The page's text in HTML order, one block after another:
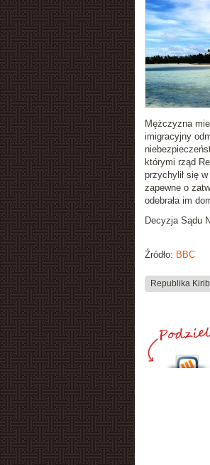
Mężczyzna
imigracyjny
którymi rząd
przychylił się
zapewne o
odebrała im
Decyzja Sądu
Źródło: BBC
Republika